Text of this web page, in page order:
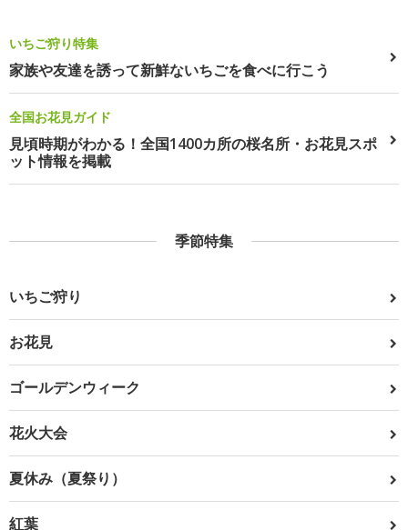
いちご狩り特集
家族や友達を誘って新鮮ないちごを食べに行こう
全国お花見ガイド
見頃時期がわかる！全国1400カ所の桜名所・お花見スポ
ット情報を掲載
季節特集
いちご狩り
お花見
ゴールデンウィーク
花火大会
夏休み（夏祭り）
紅葉